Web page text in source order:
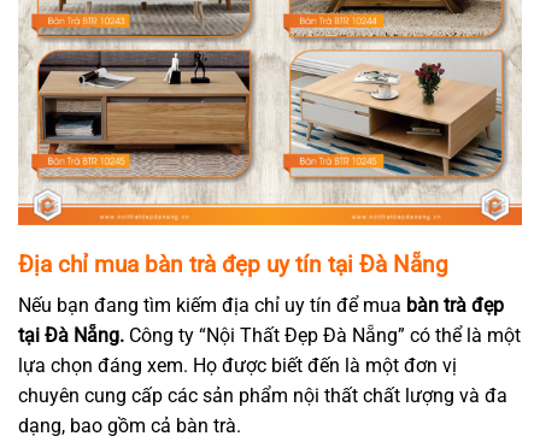
Địa chỉ mua bàn trà đẹp uy tín tại Đà Nẵng
Nếu bạn đang tìm kiếm địa chỉ uy tín để mua bàn trà đẹp
tại Đà Nẵng. Công ty “Nội Thất Đẹp Đà Nẵng” có thể là một
lựa chọn đáng xem. Họ được biết đến là một đơn vị
chuyên cung cấp các sản phẩm nội thất chất lượng và đa
dạng, bao gồm cả bàn trà.